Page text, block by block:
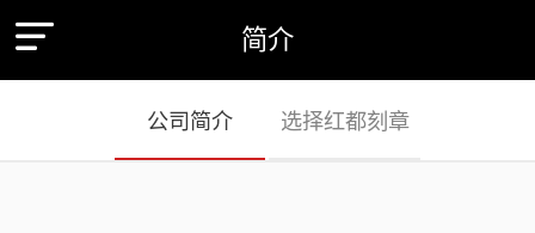
简介
公司简介 选择红都刻章